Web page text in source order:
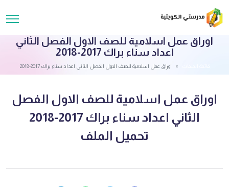
اوراق عمل اسلامية للصف الاول الفصل الثاني
اعداد سناء براك 2017-2018
اوراق عمل اسلامية للصف الاول الفصل الثاني اعداد سناء براك 2017-2018
اوراق عمل اسلامية للصف الاول الفصل
الثاني اعداد سناء براك 2017-2018
تحميل الملف